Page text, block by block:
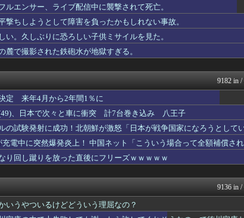
決を受けた茨城・神栖市長 県選挙管理委員会...
ヘン売ったりTikTokライブしててムカつ...
なんじぇ
将来に禍根を残すゾ」
とりのま
きるマウント「ダックポーター」、Nでも...
完熟に仕上がるｗｗｗｗｗｗｗ
人が負傷…胸に刻んだ仲間の想い「なにが...
Samurai
・・ スコール
ルエンサー、ライブ配信中に襲撃されて死亡。
撃ちしようとして障害を負ったかもしれない事故。
い。久しぶりに恐ろしい子供ミサイルを見た。
麓で撮影された鉄砲水が地獄すぎる。
9182 in /
定 来年4月から2年間1％に
、日本で次々と車に衝突 計7台巻き込み 八王子
の試験発射に成功！北朝鮮が激怒「日本が戦争国家になろうとして
電中に突然爆発炎上！ 中国ネット「こういう場合って全額補償され
り回し蹴りを放った直後にフリーズｗｗｗｗｗ
9136 in /
いうやついるけどどういう理屈なの？